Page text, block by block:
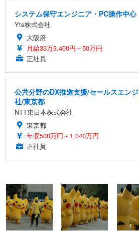
システム保守エンジニア・PC操作中
Yts株式会社
大阪府
月給33万3,400円～50万円
正社員
公共分野のDX推進支援/セールスエン
社/東京都
NTT東日本株式会社
東京都
年収500万円～1,040万円
正社員